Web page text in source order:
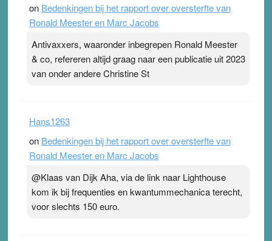
on Bedenkingen bij het rapport over oversterfte van
Ronald Meester en Marc Jacobs
Antivaxxers, waaronder inbegrepen Ronald Meester
& co, refereren altijd graag naar een publicatie uit 2023
van onder andere Christine St
Hans1263
on Bedenkingen bij het rapport over oversterfte van
Ronald Meester en Marc Jacobs
@Klaas van Dijk Aha, via de link naar Lighthouse
kom ik bij frequenties en kwantummechanica terecht,
voor slechts 150 euro.